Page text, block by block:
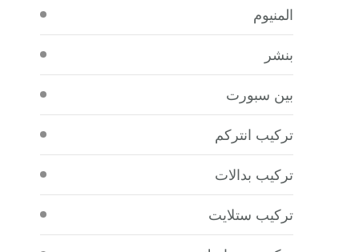
المنيوم
بنشر
بين سبورت
تركيب انتركم
تركيب بدالات
تركيب ستلايت